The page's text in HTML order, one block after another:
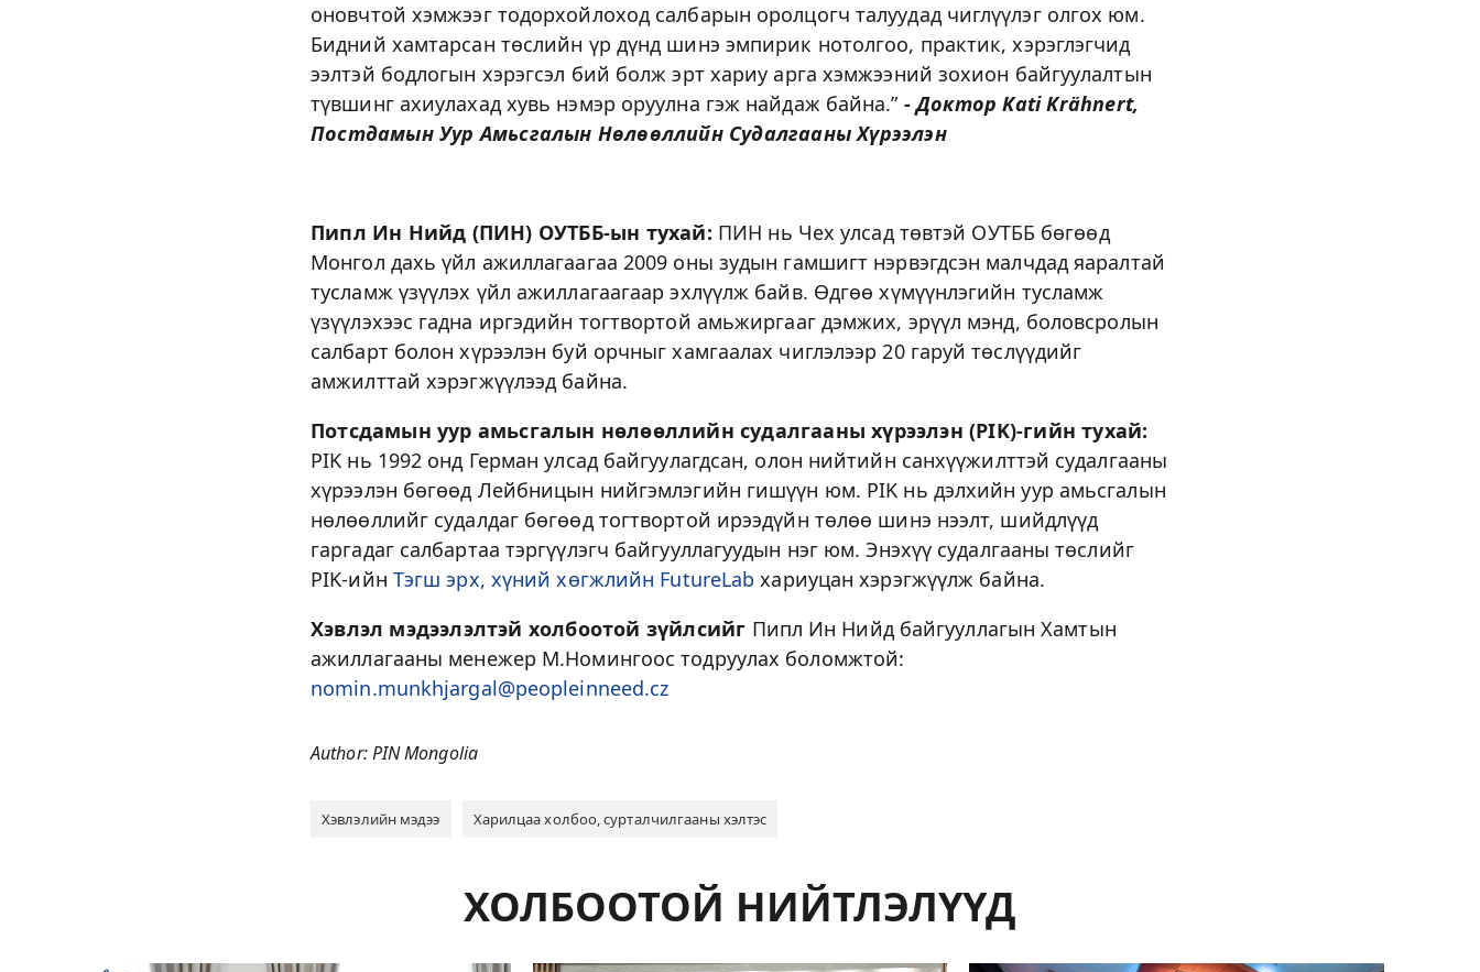
оновчтой хэмжээг тодорхойлоход салбарын оролцогч талуудад чиглүүлэг олгох юм.
Бидний хамтарсан төслийн үр дүнд шинэ эмпирик нотолгоо, практик, хэрэглэгчид
ээлтэй бодлогын хэрэгсэл бий болж эрт хариу арга хэмжээний зохион байгуулалтын
түвшинг ахиулахад хувь нэмэр оруулна гэж найдаж байна.” - Доктор Kati Krähnert,
Постдамын Уур Амьсгалын Нөлөөллийн Судалгааны Хүрээлэн
Пипл Ин Нийд (ПИН) ОУТББ-ын тухай: ПИН нь Чех улсад төвтэй ОУТББ бөгөөд
Монгол дахь үйл ажиллагаагаа 2009 оны зудын гамшигт нэрвэгдсэн малчдад яаралтай
тусламж үзүүлэх үйл ажиллагаагаар эхлүүлж байв. Өдгөө хүмүүнлэгийн тусламж
үзүүлэхээс гадна иргэдийн тогтвортой амьжиргааг дэмжих, эрүүл мэнд, боловсролын
салбарт болон хүрээлэн буй орчныг хамгаалах чиглэлээр 20 гаруй төслүүдийг
амжилттай хэрэгжүүлээд байна.
Потсдамын уур амьсгалын нөлөөллийн судалгааны хүрээлэн (PIK)-гийн тухай:
PIK нь 1992 онд Герман улсад байгуулагдсан, олон нийтийн санхүүжилттэй судалгааны
хүрээлэн бөгөөд Лейбницын нийгэмлэгийн гишүүн юм. PIK нь дэлхийн уур амьсгалын
нөлөөллийг судалдаг бөгөөд тогтвортой ирээдүйн төлөө шинэ нээлт, шийдлүүд
гаргадаг салбартаа тэргүүлэгч байгууллагуудын нэг юм. Энэхүү судалгааны төслийг
PIK-ийн Тэгш эрх, хүний хөгжлийн FutureLab хариуцан хэрэгжүүлж байна.
Хэвлэл мэдээлэлтэй холбоотой зүйлсийг Пипл Ин Нийд байгууллагын Хамтын
ажиллагааны менежер М.Номингоос тодруулах боломжтой:
nomin.munkhjargal@peopleinneed.cz
Author: PIN Mongolia
Хэвлэлийн мэдээ Харилцаа холбоо, сурталчилгааны хэлтэс
ХОЛБООТОЙ НИЙТЛЭЛҮҮД